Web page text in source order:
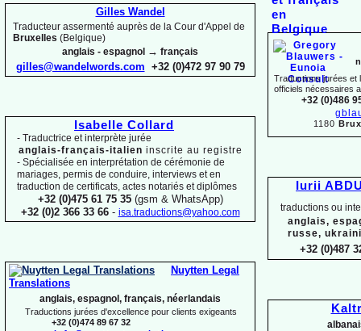
Traductions jurées et
officiels nécessaires
+32 (0)486
1180
Iurii
traductions ou
anglais,
russe,
+32 (0)487
Gilles Wandel
Traducteur assermenté auprès de la Cour d'Appel de
Bruxelles (Belgique)
anglais - espagnol → français
gilles@wandelwords.com +32 (0)472 97 90 79
Isabelle Collard
- Traductrice et interprète jurée
anglais-français-italien inscrite au registre
- Spécialisée en interprétation de cérémonie de
mariages, permis de conduire, interviews et en
traduction de certificats, actes notariés et diplômes
+32 (0)475 61 75 35(gsm & WhatsApp)
+32 (0)2 366 33 66 - isa.traductions@yahoo.com
Nuytten Legal
Translations
anglais, espagnol, français, néerlandais
Traductions jurées d'excellence pour clients exigeants
+32 (0)474 89 67 32